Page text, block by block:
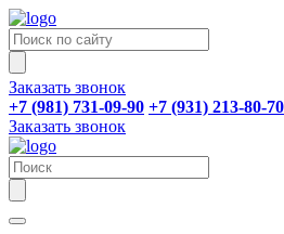
Заказать звонок
+7 (981) 731-09-90 +7 (931) 213-80-70
Заказать звонок